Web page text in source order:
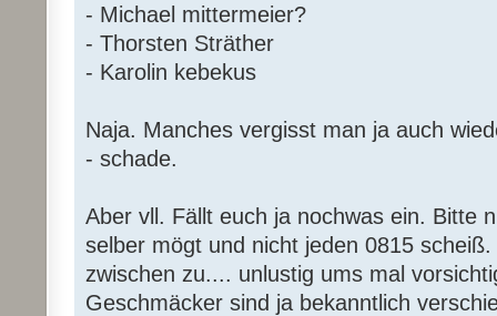
- Michael mittermeier?
- Thorsten Sträther
- Karolin kebekus
Naja. Manches vergisst man ja auch
- schade.
Aber vll. Fällt euch ja nochwas ein. Bitte
selber mögt und nicht jeden 0815
zwischen zu.... unlustig ums mal
Geschmäcker sind ja bekanntlich